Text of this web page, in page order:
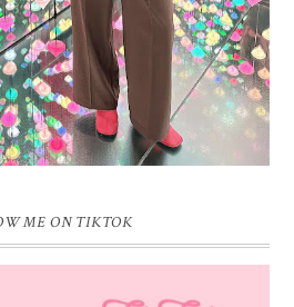
ME ON TIKTOK